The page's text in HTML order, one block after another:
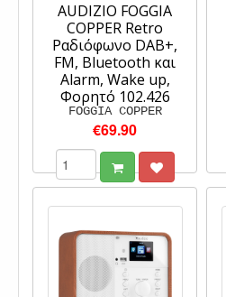
AUDIZIO FOGGIA
COPPER Retro
Ραδιόφωνο DAB+,
FM, Bluetooth και
Alarm, Wake up,
Φορητό 102.426
FOGGIA COPPER
€69.90